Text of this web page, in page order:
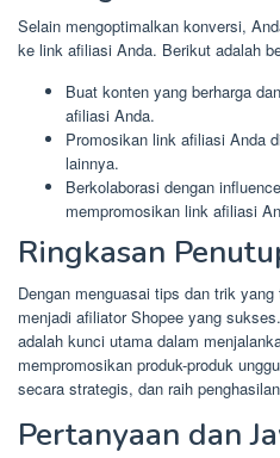
Selain mengoptimalkan konversi,
ke link afiliasi Anda. Berikut adalah
Buat konten yang berharga
afiliasi Anda.
Promosikan link afiliasi Anda
lainnya.
Berkolaborasi dengan
mempromosikan link afiliasi
Ringkasan
Dengan menguasai tips dan trik
menjadi afiliator Shopee yang
adalah kunci utama dalam
mempromosikan produk-produk
secara strategis, dan raih
Pertanyaan dan